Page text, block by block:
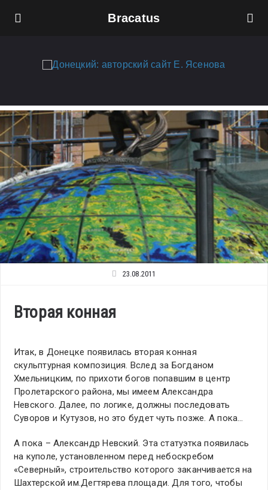
Bracatus
23.08.2011
Вторая конная
Итак, в Донецке появилась вторая конная
скульптурная композиция. Вслед за Богданом
Хмельницким, по прихоти богов попавшим в центр
Пролетарского района, мы имеем Александра
Невского. Далее, по логике, должны последовать
Суворов и Кутузов, но это будет чуть позже. А пока…
А пока – Александр Невский. Эта статуэтка появилась
на куполе, установленном перед небоскребом
«Северный», строительство которого заканчивается на
Шахтерской им.Дегтярева площади. Для того, чтобы